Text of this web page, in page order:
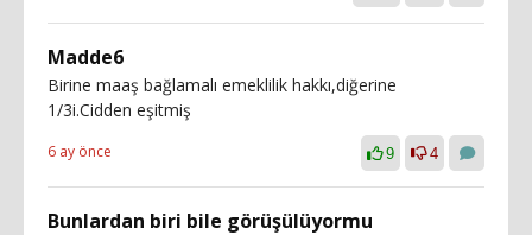
Madde6
Birine maaş bağlamalı emeklilik hakkı,diğerine
1/3i.Cidden eşitmiş
6 ay önce 9 4
Bunlardan biri bile görüşülüyormu